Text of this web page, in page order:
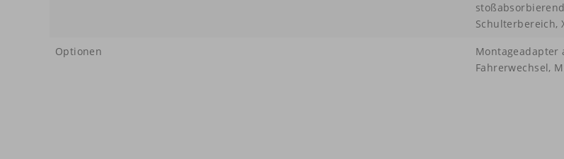
Schulterbereich,
Optionen
Montageadapter
Fahrerwechsel,